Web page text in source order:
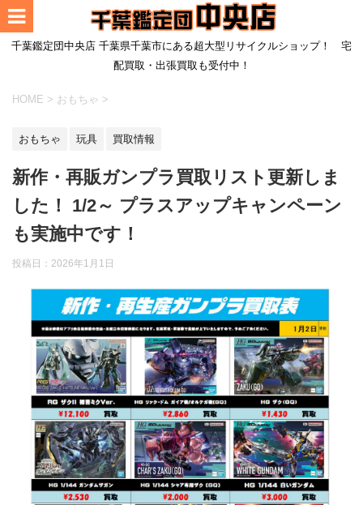
千葉鑑定団中央店 千葉県千葉市にある超大型リサイクルショップ！ 宅
配買取・出張買取も受付中！
HOME > おもちゃ >
おもちゃ 玩具 買取情報
新作・再販ガンプラ買取リスト更新しま
した！ 1/2～ プラスアップキャンペーン
も実施中です！
投稿日： 2026年1月1日